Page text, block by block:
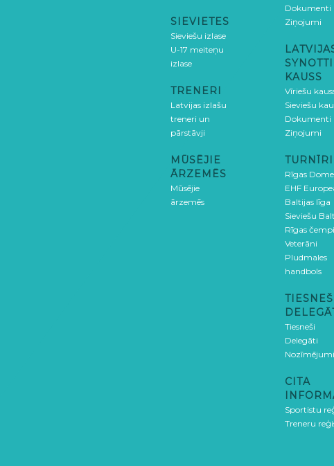
SIEVIETES
Sieviešu izlase
U-17 meiteņu
izlase
TRENERI
Latvijas izlašu
treneri un
pārstāvji
MŪSĒJIE
ĀRZEMĒS
Mūsējie
ārzemēs
Dokumenti
Ziņojumi
KAUSS
Vīriešu
Sieviešu
Dokumenti
Ziņojumi
TURNĪRI
Rīgas
EHF
Baltijas līga
Sieviešu
Rīgas
Veterāni
Pludmales
handbols
Tiesneši
Delegāti
Nozīmējumi
CITA
Sportistu
Treneru